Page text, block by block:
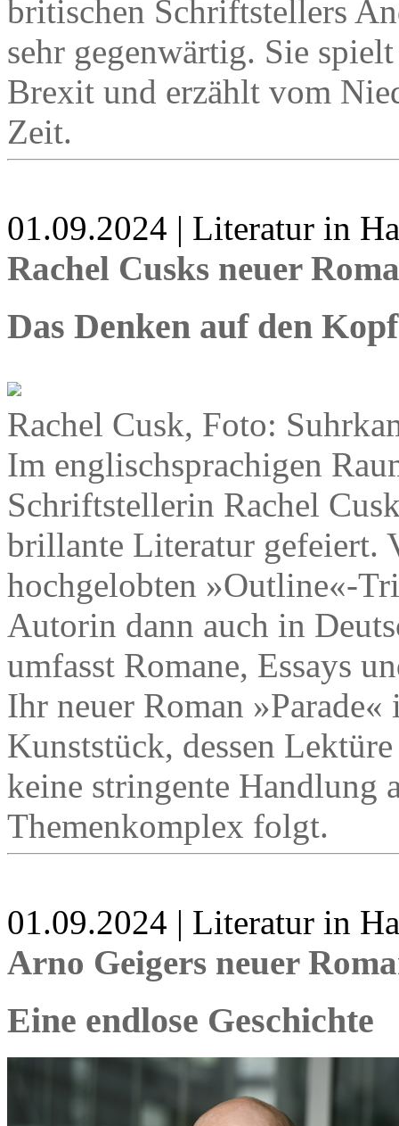
britischen Schriftstellers
sehr gegenwärtig. Sie
Brexit und erzählt vom
Zeit.
01.09.2024 | Literatur in
Rachel Cusks neuer
Das Denken auf den
Rachel Cusk, Foto:
Im englischsprachigen
Schriftstellerin Rachel
brillante Literatur gefeiert.
hochgelobten »Outline«-
Autorin dann auch in
umfasst Romane, Essays
Ihr neuer Roman »Parade«
Kunststück, dessen
keine stringente Handlung
Themenkomplex folgt.
01.09.2024 | Literatur in
Arno Geigers neuer
Eine endlose Geschichte